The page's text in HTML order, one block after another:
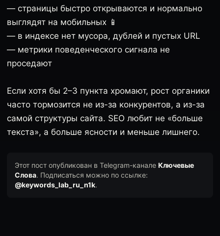
— страницы быстро открываются и нормально
выглядят на мобильных 📱
— в индексе нет мусора, дублей и пустых URL
— метрики поведенческого сигнала не
проседают
Если хотя бы 2–3 пункта хромают, рост органики
часто тормозится не из-за конкурентов, а из-за
самой структуры сайта. SEO любит не «больше
текста», а больше ясности и меньше лишнего.
Этот пост опубликован в Telegram-канале Ключевые
Слова. Подписаться можно по ссылке:
@keywords_lab_ru_n1k.